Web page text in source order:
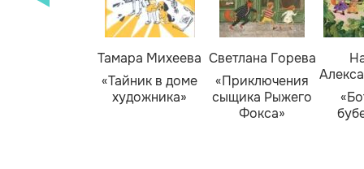
Тамара Михеева
«Тайник в доме
художника»
Светлана Горева
«Приключения
сыщика Рыжего
Фокса»